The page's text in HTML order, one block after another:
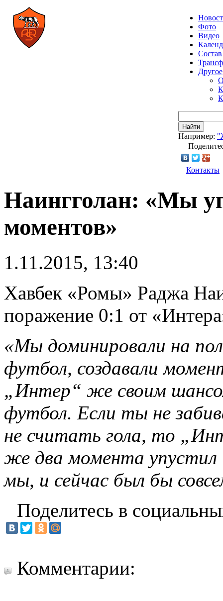
Фото
Видео
Состав
Другое
Найти
Например:
Контакты
Наингголан: «Мы
моментов»
1.11.2015, 13:40
Хавбек «Ромы» Раджа
поражение 0:1 от
«Мы доминировали на
футбол, создавали
„Интер“ же своим
футбол. Если ты не
не считать гола, то
же два момента
мы, и сейчас был бы
Поделитесь в
Комментарии: